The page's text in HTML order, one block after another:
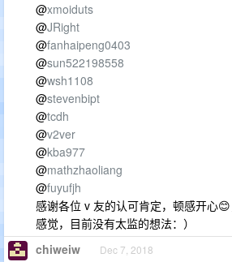
@xmoiduts
@JRight
@fanhaipeng0403
@sun522198558
@wsh1108
@stevenbipt
@tcdh
@v2ver
@kba977
@mathzhaoliang
@fuyufjh
感谢各位 v 友的认可肯定，顿感开心
感觉，目前没有太监的想法：）
chiweiw Dec 7, 2018